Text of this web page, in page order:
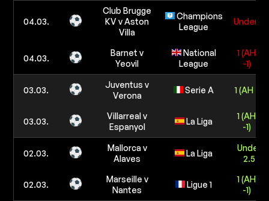
04.03.
Club Brugge
KV v Aston
Villa
Champions
League
Under 3
04.03.
Barnet v
Yeovil
National
League
1 (AH
-1)
03.03.
Juventus v
Verona
Serie A 1 (AH -1)
03.03.
Villarreal v
Espanyol
La Liga
1 (AH
-1)
02.03.
Mallorca v
Alaves
La Liga
Under
2.5
02.03.
Marseille v
Nantes
Ligue 1
1 (AH
-1)